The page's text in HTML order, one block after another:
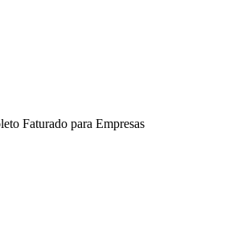
Faturado para Empresas